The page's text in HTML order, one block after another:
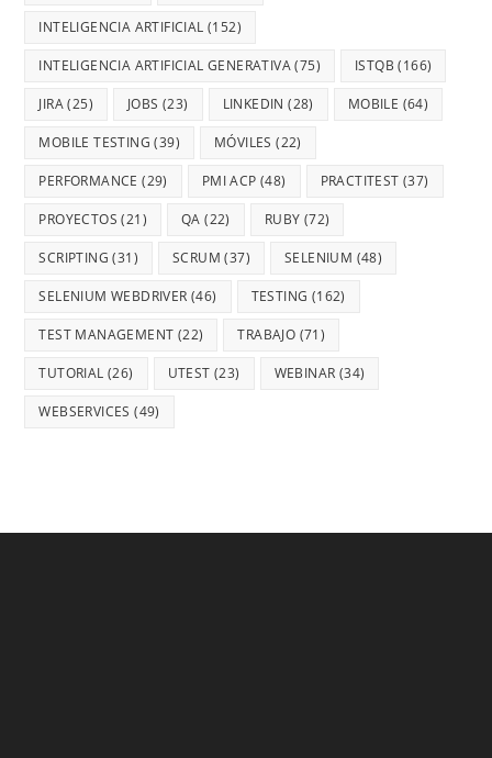
INTELIGENCIA ARTIFICIAL (152)
INTELIGENCIA ARTIFICIAL GENERATIVA(75) ISTQB (166)
JIRA(25) JOBS (23) LINKEDIN (28) MOBILE (64)
MOBILE TESTING (39) MÓVILES (22)
PERFORMANCE (29) PMI ACP (48) PRACTITEST (37)
PROYECTOS (21) QA (22) RUBY (72)
SCRIPTING (31) SCRUM (37) SELENIUM (48)
SELENIUM WEBDRIVER (46) TESTING (162)
TEST MANAGEMENT (22) TRABAJO (71)
TUTORIAL (26) UTEST (23) WEBINAR (34)
WEBSERVICES (49)